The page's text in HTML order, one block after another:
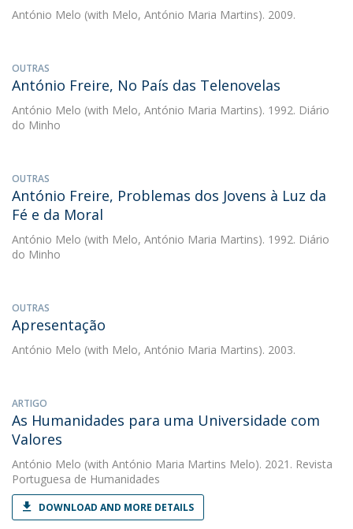
António Melo (with Melo, António Maria Martins). 2009.
OUTRAS
António Freire, No País das Telenovelas
António Melo (with Melo, António Maria Martins). 1992. Diário
do Minho
OUTRAS
António Freire, Problemas dos Jovens à Luz da
Fé e da Moral
António Melo (with Melo, António Maria Martins). 1992. Diário
do Minho
OUTRAS
Apresentação
António Melo (with Melo, António Maria Martins). 2003.
ARTIGO
As Humanidades para uma Universidade com
Valores
António Melo (with António Maria Martins Melo). 2021. Revista
Portuguesa de Humanidades
DOWNLOAD AND MORE DETAILS